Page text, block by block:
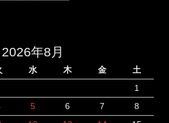
2026年8月
水 木 金
土
1
5 6 7
8